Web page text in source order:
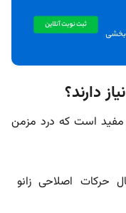
دارند؟
است که درد مزمن
حرکات اصلاحی زانو